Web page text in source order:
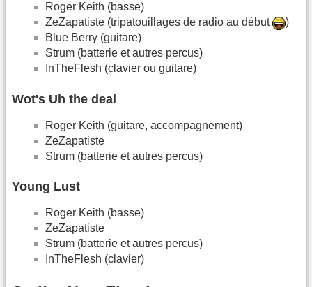
Roger Keith (basse)
ZeZapatiste (tripatouillages de radio au début
)
Blue Berry (guitare)
Strum (batterie et autres percus)
InTheFlesh (clavier ou guitare)
Wot's Uh the deal
Roger Keith (guitare, accompagnement)
ZeZapatiste
Strum (batterie et autres percus)
Young Lust
Roger Keith (basse)
ZeZapatiste
Strum (batterie et autres percus)
InTheFlesh (clavier)